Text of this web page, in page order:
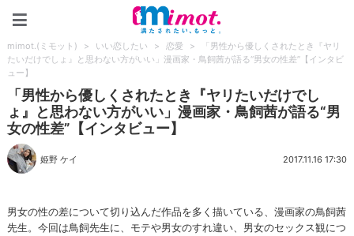
mimot.(ミモット) > いい恋したい > 恋愛 >
「男性から優しくされたとき『ヤリ
たいだけでしょ』と思わない方がいい」漫画家・鳥飼茜が語る“男女の性差”【インタビ
ュー】
「男性から優しくされたとき『ヤリたいだけでし
ょ』と思わない方がいい」漫画家・鳥飼茜が語る“男
女の性差”【インタビュー】
姫野 ケイ 2017.11.16 17:30
男女の性の差について切り込んだ作品を多く描いている、漫画家の鳥飼茜
先生。今回は鳥飼先生に、モテや男女のすれ違い、男女のセックス観につ